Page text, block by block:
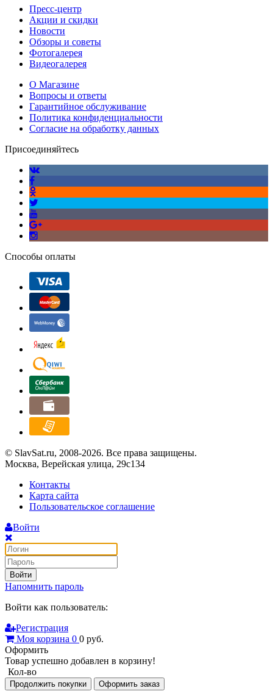
Пресс-центр
Акции и скидки
Новости
Обзоры и советы
Фотогалерея
Видеогалерея
О Магазине
Вопросы и ответы
Гарантийное обслуживание
Политика конфиденциальности
Согласие на обработку данных
Присоединяйтесь
Способы оплаты
© SlavSat.ru, 2008-2026. Все права защищены.
Москва, Верейская улица, 29с134
Контакты
Карта сайта
Пользовательское соглашение
Войти
Войти
Напомнить пароль
Войти как пользователь:
Регистрация
Моя корзина 0 0 руб.
Оформить
Товар успешно добавлен в корзину!
Кол-во
Продолжить покупки Оформить заказ